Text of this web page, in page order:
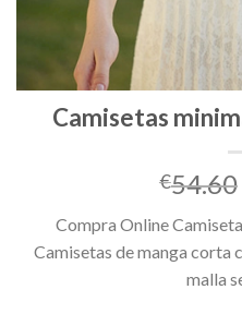
Camisetas
€54.60
Compra Online
Camisetas de manga corta
malla